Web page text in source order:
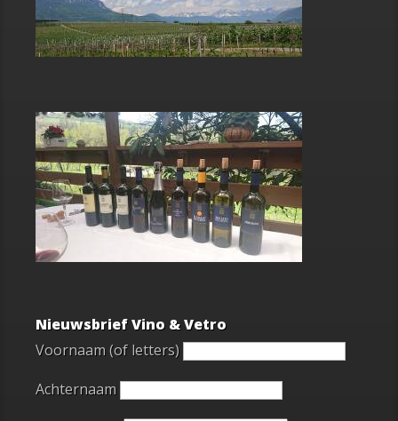
Nieuwsbrief Vino & Vetro
Voornaam (of letters)
Achternaam